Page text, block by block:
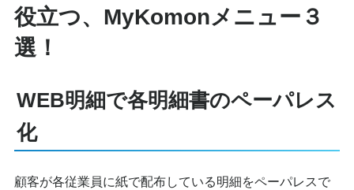
役立つ、MyKomonメニュー３
選！
WEB明細で各明細書のペーパレス
化
顧客が各従業員に紙で配布している明細をペーパレスで